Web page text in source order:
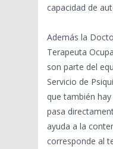
capacidad de
Además la
Terapeuta
son parte del
Servicio de
que también
pasa
ayuda a la
corresponde al